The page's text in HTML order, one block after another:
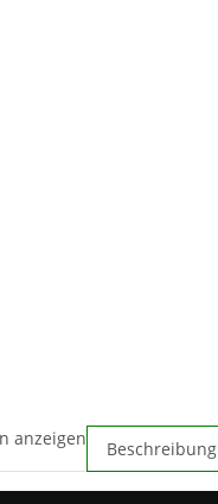
anzeigen Beschreibung